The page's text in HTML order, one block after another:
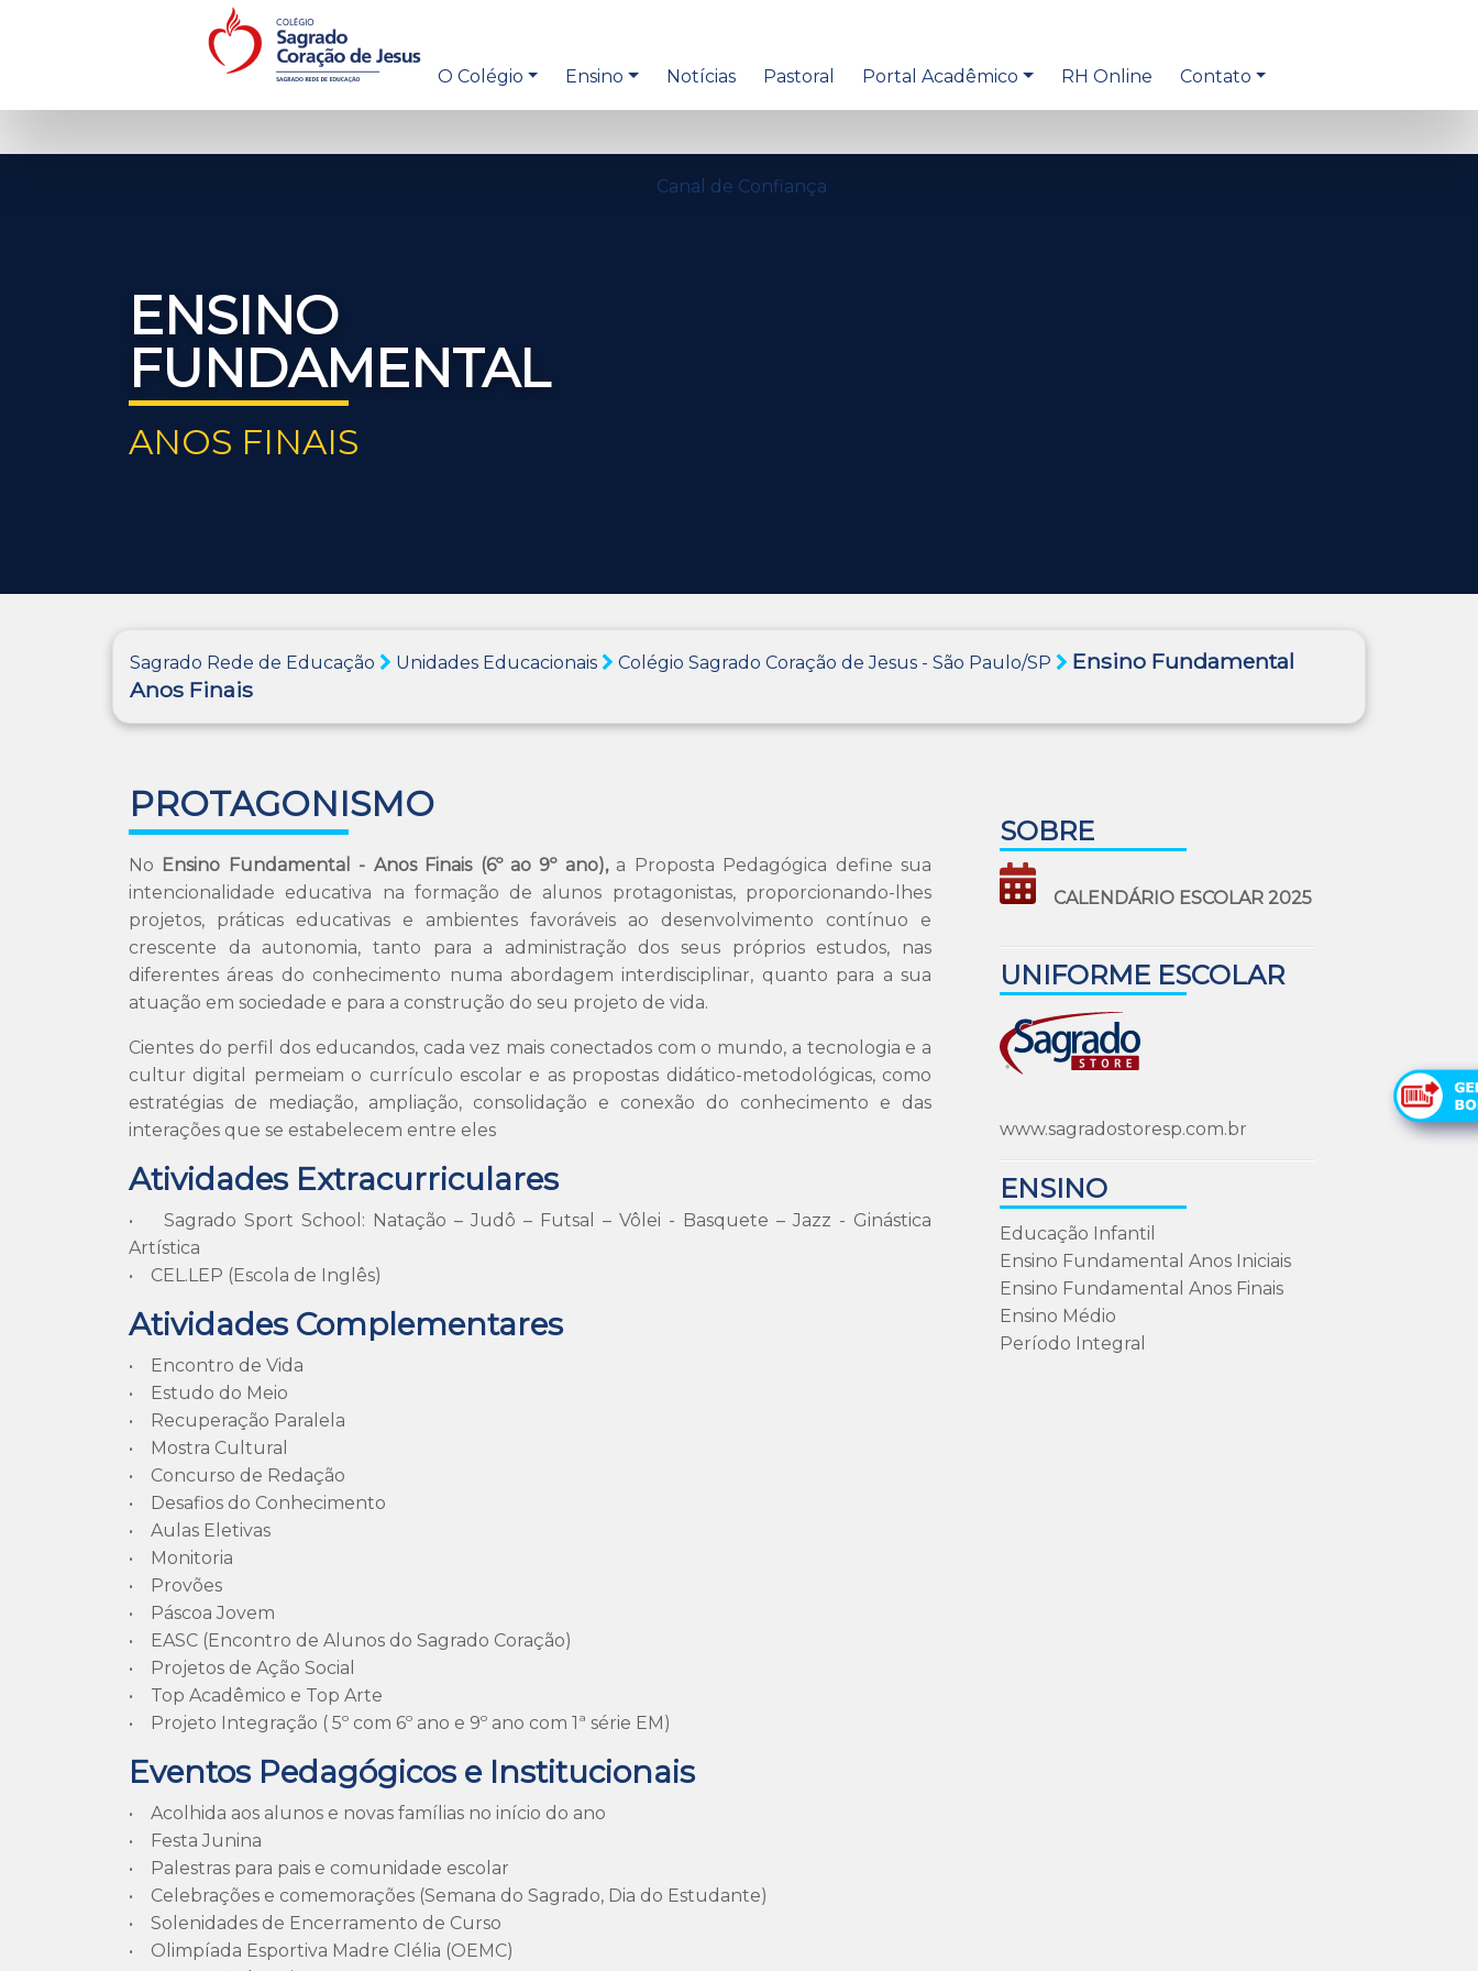
O Colégio Ensino Notícias Pastoral Portal Acadêmico RH Online Contato
Canal de Confiança
ENSINO
FUNDAMENTAL
ANOS FINAIS
Sagrado Rede de Educação Unidades Educacionais Colégio Sagrado Coração de Jesus - São Paulo/SP
Ensino Fundamental
Anos Finais
PROTAGONISMO
No Ensino Fundamental - Anos Finais (6º ao 9º ano), a Proposta Pedagógica define sua
intencionalidade educativa na formação de alunos protagonistas, proporcionando-lhes
projetos, práticas educativas e ambientes favoráveis ao desenvolvimento contínuo e
crescente da autonomia, tanto para a administração dos seus próprios estudos, nas
diferentes áreas do conhecimento numa abordagem interdisciplinar, quanto para a sua
atuação em sociedade e para a construção do seu projeto de vida.
Cientes do perfil dos educandos, cada vez mais conectados com o mundo, a tecnologia e a
cultur digital permeiam o currículo escolar e as propostas didático-metodológicas, como
estratégias de mediação, ampliação, consolidação e conexão do conhecimento e das
interações que se estabelecem entre eles
Atividades Extracurriculares
• Sagrado Sport School: Natação – Judô – Futsal – Vôlei - Basquete – Jazz - Ginástica
Artística
• CEL.LEP (Escola de Inglês)
Atividades Complementares
• Encontro de Vida
• Estudo do Meio
• Recuperação Paralela
• Mostra Cultural
• Concurso de Redação
• Desafios do Conhecimento
• Aulas Eletivas
• Monitoria
• Provões
• Páscoa Jovem
• EASC (Encontro de Alunos do Sagrado Coração)
• Projetos de Ação Social
• Top Acadêmico e Top Arte
• Projeto Integração ( 5º com 6º ano e 9º ano com 1ª série EM)
Eventos Pedagógicos e Institucionais
• Acolhida aos alunos e novas famílias no início do ano
• Festa Junina
• Palestras para pais e comunidade escolar
• Celebrações e comemorações (Semana do Sagrado, Dia do Estudante)
• Solenidades de Encerramento de Curso
• Olimpíada Esportiva Madre Clélia (OEMC)
SOBRE
CALENDÁRIO ESCOLAR 2025
UNIFORME ESCOLAR
www.sagradostoresp.com.br
ENSINO
Educação Infantil
Ensino Fundamental Anos Iniciais
Ensino Fundamental Anos Finais
Ensino Médio
Período Integral